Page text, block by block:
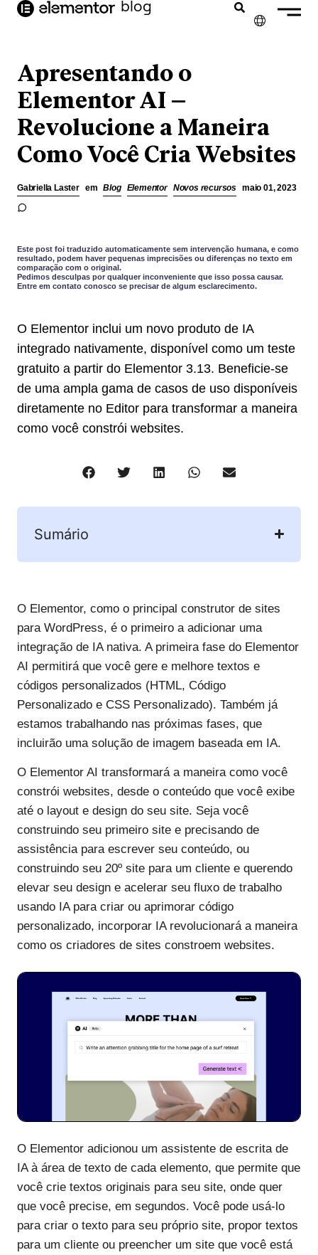
conteúdo
blog
NEDERLANDS
DEUTSCH
Apresentando o
Elementor AI –
Revolucione a Maneira
Como Você Cria Websites
Gabriella Laster em Blog Elementor Novos recursos maio 01, 2023
Este post foi traduzido automaticamente sem intervenção humana, e como
resultado, podem haver pequenas imprecisões ou diferenças no texto em
comparação com o original.
Pedimos desculpas por qualquer inconveniente que isso possa causar.
Entre em contato conosco se precisar de algum esclarecimento.
O Elementor inclui um novo produto de IA
integrado nativamente, disponível como um teste
gratuito a partir do Elementor 3.13. Beneficie-se
de uma ampla gama de casos de uso disponíveis
diretamente no Editor para transformar a maneira
como você constrói websites.
Sumário
O Elementor, como o principal construtor de sites
para WordPress, é o primeiro a adicionar uma
integração de IA nativa. A primeira fase do Elementor
AI permitirá que você gere e melhore textos e
códigos personalizados (HTML, Código
Personalizado e CSS Personalizado). Também já
estamos trabalhando nas próximas fases, que
incluirão uma solução de imagem baseada em IA.
O Elementor AI transformará a maneira como você
constrói websites, desde o conteúdo que você exibe
até o layout e design do seu site. Seja você
construindo seu primeiro site e precisando de
assistência para escrever seu conteúdo, ou
construindo seu 20º site para um cliente e querendo
elevar seu design e acelerar seu fluxo de trabalho
usando IA para criar ou aprimorar código
personalizado, incorporar IA revolucionará a maneira
como os criadores de sites constroem websites.
O Elementor adicionou um assistente de escrita de
IA à área de texto de cada elemento, que permite que
você crie textos originais para seu site, onde quer
que você precise, em segundos. Você pode usá-lo
para criar o texto para seu próprio site, propor textos
para um cliente ou preencher um site que você está